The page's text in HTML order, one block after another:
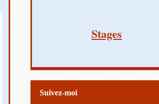
Stages
Suivez-moi